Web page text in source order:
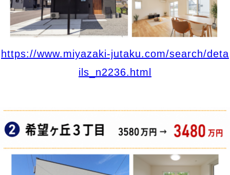
https://www.miyazaki-jutaku.com/search/deta
ils_n2236.html